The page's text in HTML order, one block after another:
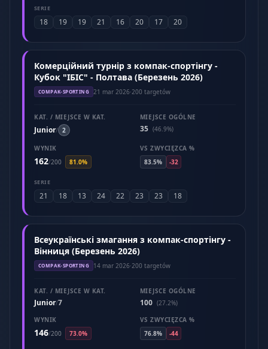
SERIE
18 19 19 21 16 20 17 20
Комерційний турнір з компак-спортінгу -
Кубок "ІБІС" - Полтава (Березень 2026)
COMPAK-SPORTING 21 mar 2026·200 targetów
KAT. / MIEJSCE W KAT.
Junior/ 2
MIEJSCE OGÓLNE
35 (46.9%)
WYNIK
162/200 81.0%
VS ZWYCIĘZCA %
83.5%
-32
SERIE
21 18 13 24 22 23 23 18
Всеукраїнські змагання з компак-спортінгу -
Вінниця (Березень 2026)
COMPAK-SPORTING 14 mar 2026·200 targetów
KAT. / MIEJSCE W KAT.
Junior/7
MIEJSCE OGÓLNE
100 (27.2%)
WYNIK
146/200 73.0%
VS ZWYCIĘZCA %
76.8%
-44